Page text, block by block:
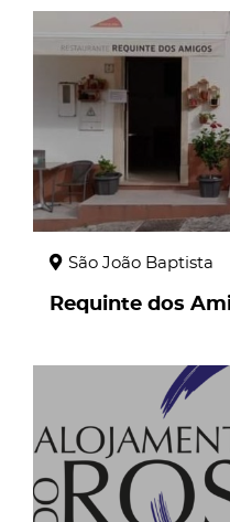
page
São João Baptista
Requinte dos